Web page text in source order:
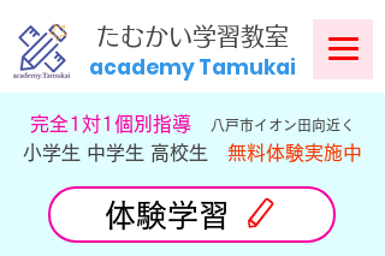
​たむかい学習教室
academy Tamukai
​完全1対1個別指導 八戸市イオン田向近く
小学生 中学生 高校生 無料体験実施中
体験学習